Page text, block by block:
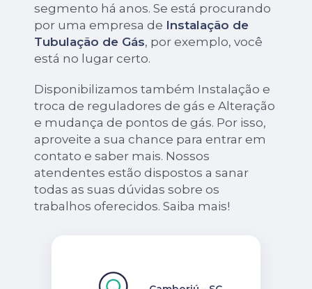
segmento há anos. Se está procurando
por uma empresa de Instalação de
Tubulação de Gás, por exemplo, você
está no lugar certo.
Disponibilizamos também Instalação e
troca de reguladores de gás e Alteração
e mudança de pontos de gás. Por isso,
aproveite a sua chance para entrar em
contato e saber mais. Nossos
atendentes estão dispostos a sanar
todas as suas dúvidas sobre os
trabalhos oferecidos. Saiba mais!